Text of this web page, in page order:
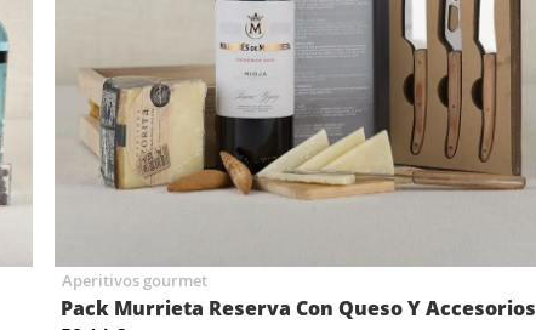
Aperitivos gourmet
Pack Murrieta Reserva Con Queso Y Accesorios